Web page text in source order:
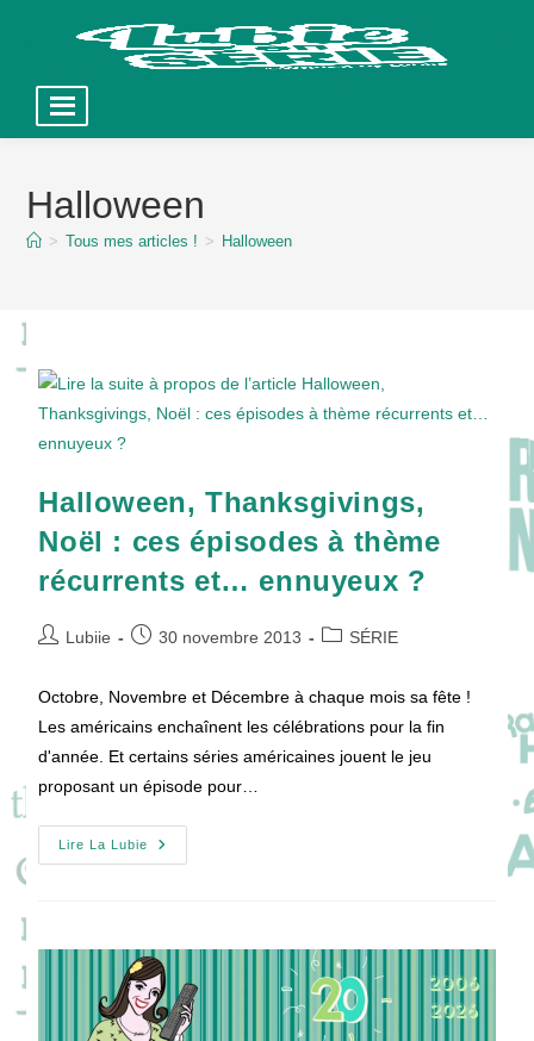
contentHalloween
> Tous mes articles ! > Halloween
Halloween, Thanksgivings,
Noël : ces épisodes à thème
récurrents et… ennuyeux ?
Auteur/autrice
publication :
Lubiie
Publication
30 novembre 2013
PostSÉRIE
Octobre, Novembre et Décembre à chaque mois sa fête !
Les américains enchaînent les célébrations pour la fin
d'année. Et certains séries américaines jouent le jeu
proposant un épisode pour…
Lire La Lubie
Halloween,
Thanksgivings,
À
Thème
Récurrents
Et…
Ennuyeux
?